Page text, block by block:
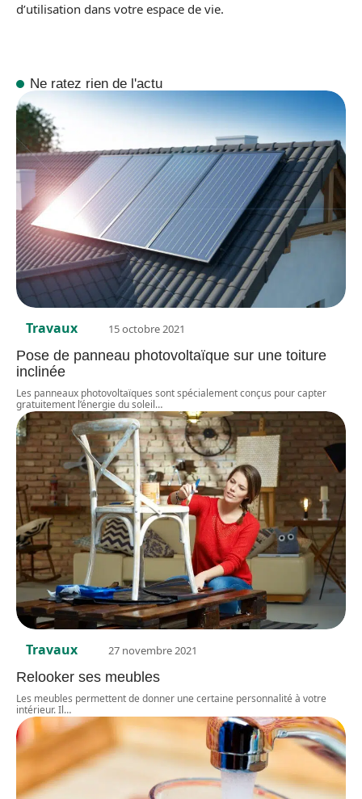
d’utilisation dans votre espace de vie.
Ne ratez rien de l'actu
Travaux 15 octobre 2021
Pose de panneau photovoltaïque sur une toiture
inclinée
Les panneaux photovoltaïques sont spécialement conçus pour capter
gratuitement l’énergie du soleil…
Travaux 27 novembre 2021
Relooker ses meubles
Les meubles permettent de donner une certaine personnalité à votre
intérieur. Il…